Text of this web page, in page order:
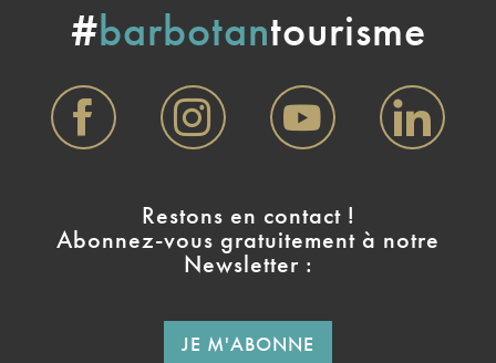
#barbotantourisme
Restons en contact !
Abonnez-vous gratuitement à notre
Newsletter :
JE M'ABONNE